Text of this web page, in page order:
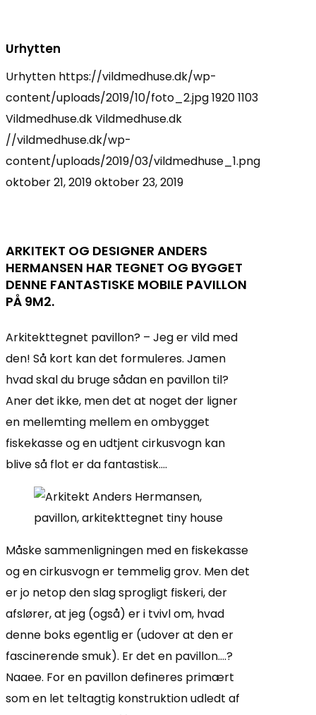
Urhytten
Urhytten https://vildmedhuse.dk/wp-
content/uploads/2019/10/foto_2.jpg19201103
Vildmedhuse.dkVildmedhuse.dk
//vildmedhuse.dk/wp-
content/uploads/2019/03/vildmedhuse_1.png
oktober 21, 2019oktober 23, 2019
ARKITEKT OG DESIGNER ANDERS
HERMANSEN HAR TEGNET OG BYGGET
DENNE FANTASTISKE MOBILE PAVILLON
PÅ 9M2.
Arkitekttegnet pavillon? – Jeg er vild med
den! Så kort kan det formuleres. Jamen
hvad skal du bruge sådan en pavillon til?
Aner det ikke, men det at noget der ligner
en mellemting mellem en ombygget
fiskekasse og en udtjent cirkusvogn kan
blive så flot er da fantastisk….
Måske sammenligningen med en fiskekasse
og en cirkusvogn er temmelig grov. Men det
er jo netop den slag sprogligt fiskeri, der
afslører, at jeg (også) er i tvivl om, hvad
denne boks egentlig er (udover at den er
fascinerende smuk). Er det en pavillon….?
Naaee. For en pavillon defineres primært
som en let teltagtig konstruktion udledt af